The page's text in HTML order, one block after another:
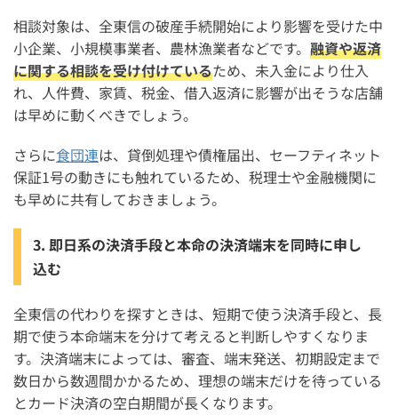
相談対象は、全東信の破産手続開始により影響を受けた中
小企業、小規模事業者、農林漁業者などです。 融資や返済
に関する相談を受け付けているため、未入金により仕入
れ、人件費、家賃、税金、借入返済に影響が出そうな店舗
は早めに動くべきでしょう。
さらに食団連は、貸倒処理や債権届出、セーフティネット
保証1号の動きにも触れているため、税理士や金融機関に
も早めに共有しておきましょう。
3. 即日系の決済手段と本命の決済端末を同時に申し
込む
全東信の代わりを探すときは、短期で使う決済手段と、長
期で使う本命端末を分けて考えると判断しやすくなりま
す。決済端末によっては、審査、端末発送、初期設定まで
数日から数週間かかるため、理想の端末だけを待っている
とカード決済の空白期間が長くなります。